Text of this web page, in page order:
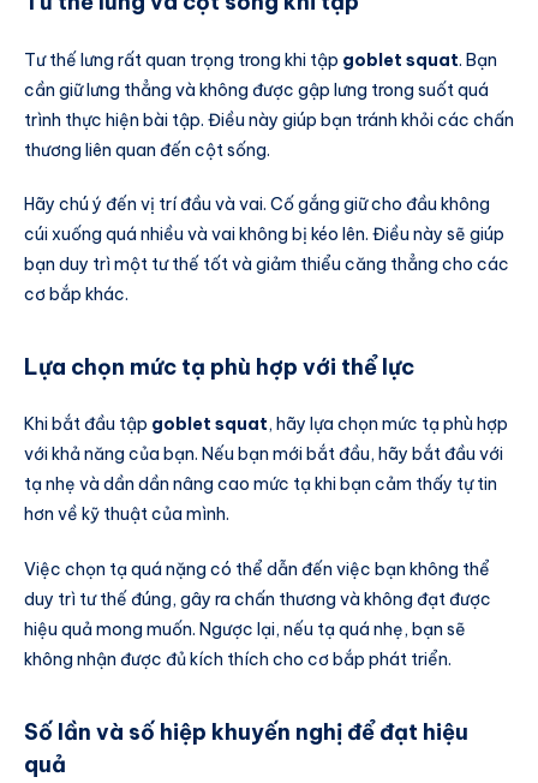
Tư thế lưng rất quan trọng trong khi tập goblet squat. Bạn
cần giữ lưng thẳng và không được gập lưng trong suốt quá
trình thực hiện bài tập. Điều này giúp bạn tránh khỏi các chấn
thương liên quan đến cột sống.
Hãy chú ý đến vị trí đầu và vai. Cố gắng giữ cho đầu không
cúi xuống quá nhiều và vai không bị kéo lên. Điều này sẽ giúp
bạn duy trì một tư thế tốt và giảm thiểu căng thẳng cho các
cơ bắp khác.
Lựa chọn mức tạ phù hợp với thể lực
Khi bắt đầu tập goblet squat, hãy lựa chọn mức tạ phù hợp
với khả năng của bạn. Nếu bạn mới bắt đầu, hãy bắt đầu với
tạ nhẹ và dần dần nâng cao mức tạ khi bạn cảm thấy tự tin
hơn về kỹ thuật của mình.
Việc chọn tạ quá nặng có thể dẫn đến việc bạn không thể
duy trì tư thế đúng, gây ra chấn thương và không đạt được
hiệu quả mong muốn. Ngược lại, nếu tạ quá nhẹ, bạn sẽ
không nhận được đủ kích thích cho cơ bắp phát triển.
Số lần và số hiệp khuyến nghị để đạt hiệu
quả